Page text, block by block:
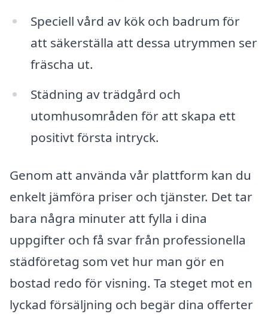
Speciell vård av kök och badrum för
att säkerställa att dessa utrymmen ser
fräscha ut.
Städning av trädgård och
utomhusområden för att skapa ett
positivt första intryck.
Genom att använda vår plattform kan du
enkelt jämföra priser och tjänster. Det tar
bara några minuter att fylla i dina
uppgifter och få svar från professionella
städföretag som vet hur man gör en
bostad redo för visning. Ta steget mot en
lyckad försäljning och begär dina offerter